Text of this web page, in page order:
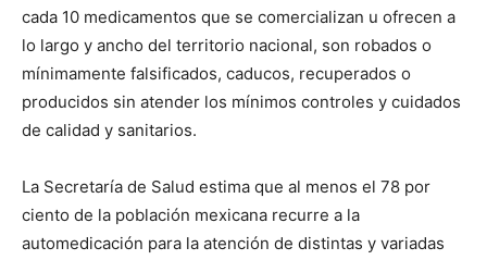
cada 10 medicamentos que se comercializan u ofrecen a
lo largo y ancho del territorio nacional, son robados o
mínimamente falsificados, caducos, recuperados o
producidos sin atender los mínimos controles y cuidados
de calidad y sanitarios.
La Secretaría de Salud estima que al menos el 78 por
ciento de la población mexicana recurre a la
automedicación para la atención de distintas y variadas